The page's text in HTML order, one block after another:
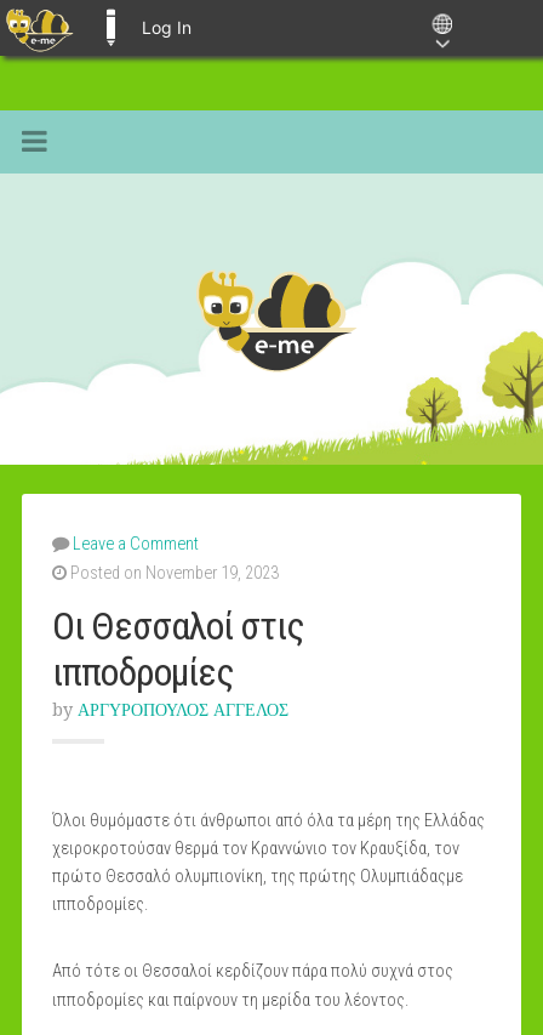
Log In
Leave a Comment
Posted on November 19, 2023
Οι Θεσσαλοί στις
ιπποδρομίες
by ΑΡΓΥΡΟΠΟΥΛΟΣ ΑΓΓΕΛΟΣ
Όλοι θυμόμαστε ότι άνθρωποι από όλα τα μέρη της Ελλάδας
χειροκροτούσαν θερμά τον Κραννώνιο τον Κραυξίδα, τον
πρώτο Θεσσαλό ολυμπιονίκη, της πρώτης Ολυμπιάδαςμε
ιπποδρομίες.
Από τότε οι Θεσσαλοί κερδίζουν πάρα πολύ συχνά στος
ιπποδρομίες και παίρνουν τη μερίδα του λέοντος.